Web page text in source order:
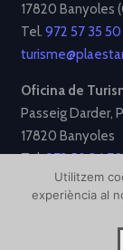
17820 Banyoles
Tel. 972 57 35 50
Oficina de
Passeig Darder,
17820 Banyoles
Tel.972 58 34 70
Utilitzem
experiència al